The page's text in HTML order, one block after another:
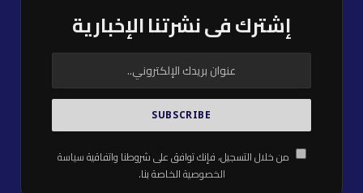
إشترك فى نشرتنا الإخبارية
من خلال التسجيل، فإنك توافق على شروطنا واتفاقيةسياسة
الخصوصيةالخاصة بنا.